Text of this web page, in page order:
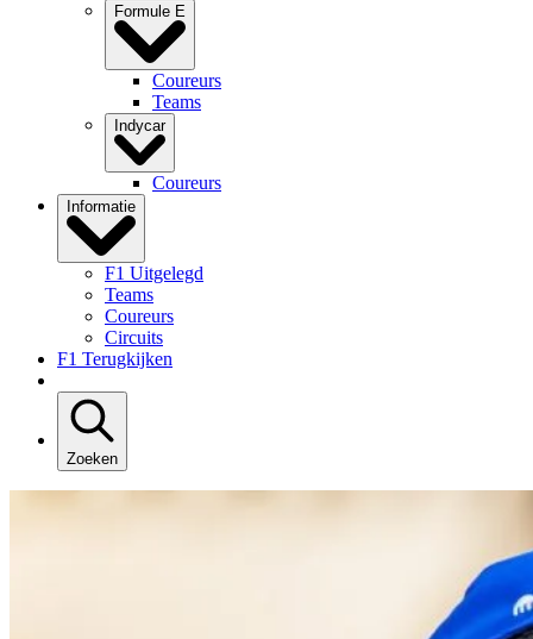
Formule E
Coureurs
Teams
Indycar
Coureurs
Informatie
F1 Uitgelegd
Teams
Coureurs
Circuits
F1 Terugkijken
Zoeken